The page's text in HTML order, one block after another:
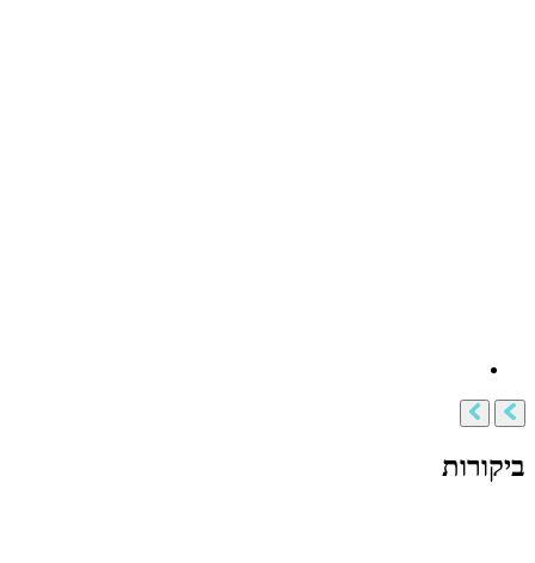
ביקורות